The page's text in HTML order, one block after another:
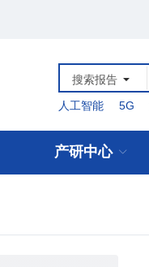
搜索报告
人工智能
5G
产研中心